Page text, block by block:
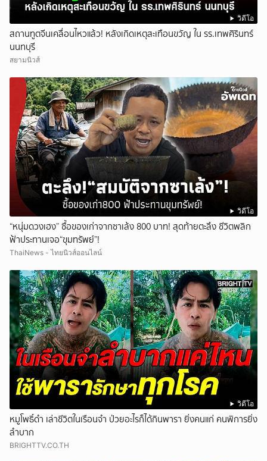
วิดีโอ
สถานทูตจีนเคลื่อนไหวแล้ว! หลังเกิดเหตุสะเทือนขวัญ ใน รร.เทพศิรินทร์
นนทบุรี
สยามนิวส์
วิดีโอ
“หนุ่มดวงเฮง” ซื้อของเก่าจากซาเล้ง 800 บาท! สุดท้ายตะลึง ชีวิตพลิก
ฟ้าประทานเจอ“ขุมทรัพย์”!
ThaiNews - ไทยนิวส์ออนไลน์
วิดีโอ
หมูโพธิ์ดำ เล่าชีวิตในเรือนจำ ป่วยอะไรก็ได้กินพารา ยิ่งคนแก่ คนพิการยิ่ง
ลำบาก
BRIGHTTV.CO.TH